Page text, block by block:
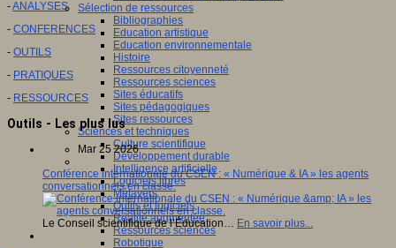
Sélection de ressources
Bibliographies
Education artistique
Education environnementale
Histoire
Ressources citoyenneté
Ressources sciences
Sites éducatifs
Sites pédagogiques
Sites ressources
Sciences et techniques
Culture scientifique
Développement durable
Intelligence artificielle
Logiciels libres
Métavers
Outils et logiciels
Réalité augmentée
Ressources sciences
Robotique
-ANALYSES
- CONFERENCES
- OUTILS
- PRATIQUES
- RESSOURCES
Outils - Les plus lus
Mar 25 2026
Conférence internationale du CSEN : « Numérique & IA » les agents
conversationnels en classe.
Le Conseil scientifique de l’Éducation… En savoir plus...